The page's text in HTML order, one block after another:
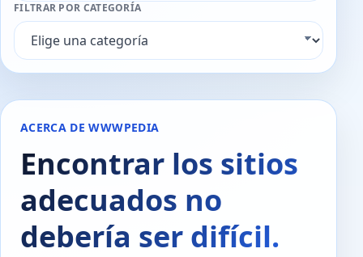
FILTRAR POR CATEGORÍA
ACERCA DE WWWPEDIA
Encontrar los sitios
adecuados no
debería ser difícil.